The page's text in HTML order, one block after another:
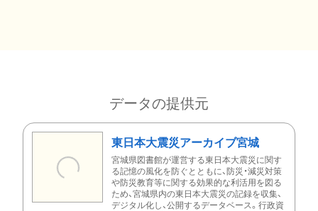
データの提供元
東日本大震災アーカイブ宮城
宮城県図書館が運営する東日本大震災に関す
る記憶の風化を防ぐとともに、防災・減災対策
や防災教育等に関する効果的な利活用を図る
ため、宮城県内の東日本大震災の記録を収集、
デジタル化し、公開するデータベース。行政資